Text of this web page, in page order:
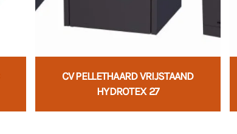
CV PELLETHAARD VRIJSTAAND
HYDROTEX 27